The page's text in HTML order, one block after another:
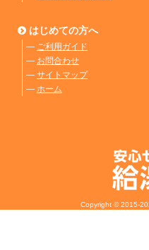
はじめての方へ
― ご利用ガイド
― お問合わせ
― サイトマップ
― ホーム
Copyright © 2015-